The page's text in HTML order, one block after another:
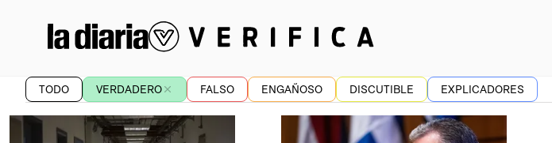
TODO VERDADERO FALSO ENGAÑOSO DISCUTIBLE EXPLICADORES